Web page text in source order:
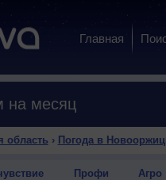
Главная
на месяц
область › Погода в
Профи Агро